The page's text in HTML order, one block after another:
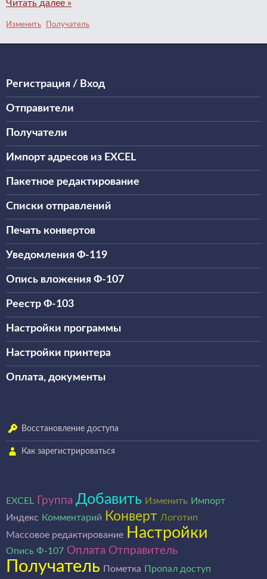
Читать далее »
Изменить Получатель
Регистрация / Вход
Отправители
Получатели
Импорт адресов из EXCEL
Пакетное редактирование
Списки отправлений
Печать конвертов
Уведомления Ф-119
Опись вложения Ф-107
Реестр Ф-103
Настройки программы
Настройки принтера
Оплата, документы
Восстановление доступа
Как зарегистрироваться
EXCEL Группа Добавить Изменить Импорт
Индекс Комментарий Конверт Логотип
Массовое редактирование
Настройки
Опись Ф-107 Оплата Отправитель
Получатель Пометка Пропал доступ